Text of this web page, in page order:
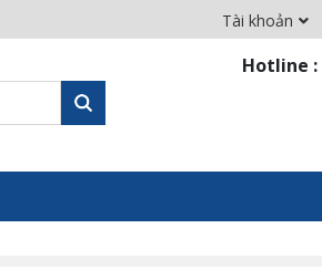
Tài khoản
Hotline :